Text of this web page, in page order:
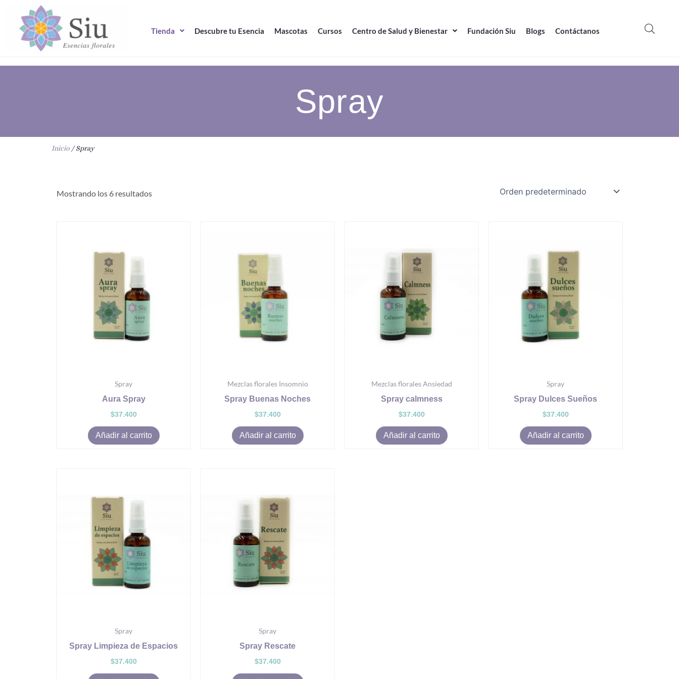
contenido
Tienda Descubre tu Esencia Mascotas Cursos Centro de Salud y Bienestar Fundación Siu Blogs Contáctanos
Spray
Inicio / Spray
Mostrando los 6 resultados
Spray
Aura Spray
$37.400
Añadir al carrito
Mezclas florales Insomnio
Spray Buenas Noches
$37.400
Añadir al carrito
Mezclas florales Ansiedad
Spray calmness
$37.400
Añadir al carrito
Spray
Spray Dulces Sueños
$37.400
Añadir al carrito
Spray
Spray Limpieza de Espacios
$37.400
Spray
Spray Rescate
$37.400